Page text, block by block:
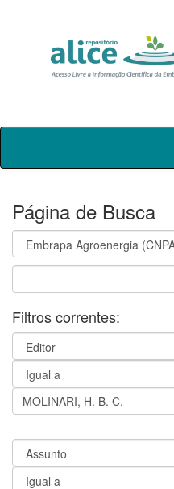
Skip
Página de Busca
Filtros correntes: